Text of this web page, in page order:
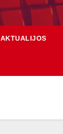
AKTUALIJOS